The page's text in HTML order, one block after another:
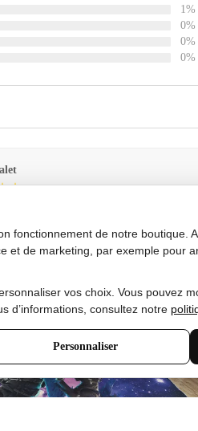
1%
0%
0%
0%
fonctionnement de notre boutique.
et de marketing, par exemple pour
vos choix. Vous pouvez
d’informations, consultez notre
Personnaliser